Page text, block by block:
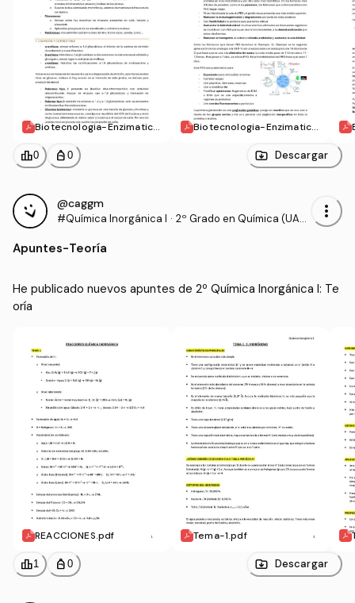
Biotecnologia-Enzimatica.
Biotecnologia-Enzimatica.
leaderboard0 personal_bag 0 Descargar
@caggm
#Química Inorgánica I · 2º Grado en Química (UA
more_vert
Apuntes-Teoría
He publicado nuevos apuntes de 2º Química Inorgánica I: Te
oría
REACCIONES.pdf Tema-1.pdf
leaderboard1 personal_bag 0 Descargar